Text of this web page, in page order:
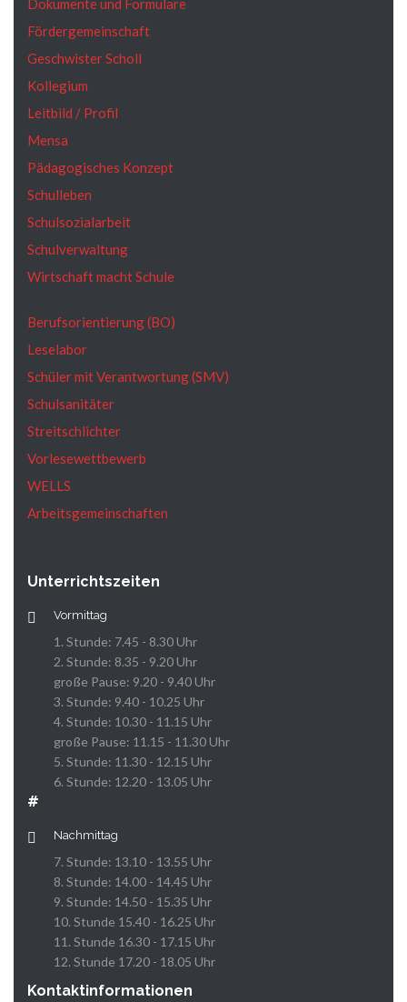
Dokumente und Formulare
Fördergemeinschaft
Geschwister Scholl
Kollegium
Leitbild / Profil
Mensa
Pädagogisches Konzept
Schulleben
Schulsozialarbeit
Schulverwaltung
Wirtschaft macht Schule
Berufsorientierung (BO)
Leselabor
Schüler mit Verantwortung (SMV)
Schulsanitäter
Streitschlichter
Vorlesewettbewerb
WELLS
Arbeitsgemeinschaften
Unterrichtszeiten
Vormittag
1. Stunde: 7.45 - 8.30 Uhr
2. Stunde: 8.35 - 9.20 Uhr
große Pause: 9.20 - 9.40 Uhr
3. Stunde: 9.40 - 10.25 Uhr
4. Stunde: 10.30 - 11.15 Uhr
große Pause: 11.15 - 11.30 Uhr
5. Stunde: 11.30 - 12.15 Uhr
6. Stunde: 12.20 - 13.05 Uhr
#
Nachmittag
7. Stunde: 13.10 - 13.55 Uhr
8. Stunde: 14.00 - 14.45 Uhr
9. Stunde: 14.50 - 15.35 Uhr
10. Stunde 15.40 - 16.25 Uhr
11. Stunde 16.30 - 17.15 Uhr
12. Stunde 17.20 - 18.05 Uhr
Kontaktinformationen